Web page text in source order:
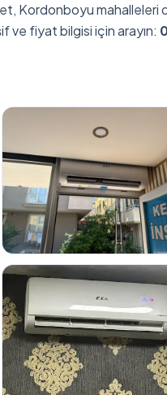
Kordonboyu mahalleleri
ve fiyat bilgisi için arayın: